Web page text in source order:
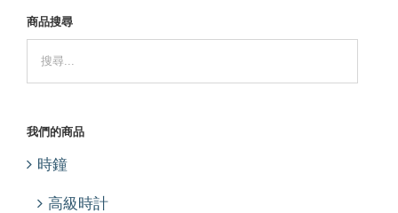
商品搜尋
我們的商品
時鐘
高級時計